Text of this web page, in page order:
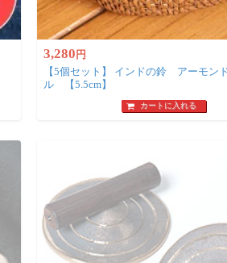
3,280 円
【5個セット】 インドの鈴 アーモン
ル 【5.5cm】
カートに入れる